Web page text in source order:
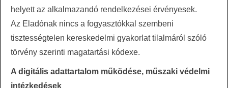
helyett az alkalmazandó rendelkezései érvényesek.
Az Eladónak nincs a fogyasztókkal szembeni
tisztességtelen kereskedelmi gyakorlat tilalmáról szóló
törvény szerinti magatartási kódexe.
A digitális adattartalom működése, műszaki védelmi
intézkedések